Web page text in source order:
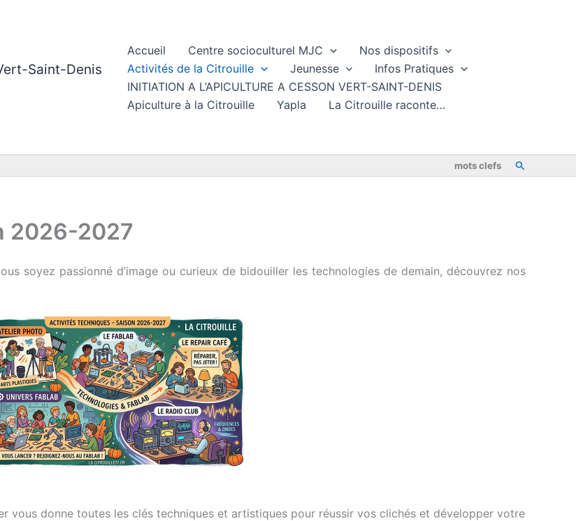
Saint-Denis
Accueil Centre socioculturel MJC
Nos dispositifs
Activités de la Citrouille
Jeunesse
Infos Pratiques
INITIATION A L’APICULTURE A CESSON VERT-SAINT-DENIS
Apiculture à la Citrouille
Yapla La Citrouille raconte…
mots clefs Rechercher
2026-2027
soyez passionné d’image ou curieux de bidouiller les technologies de demain, découvrez nos
donne toutes les clés techniques et artistiques pour réussir vos clichés et développer votre